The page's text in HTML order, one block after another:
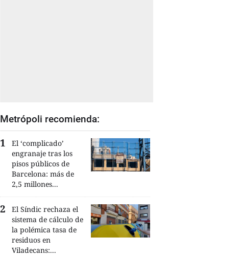
Metrópoli recomienda:
El ‘complicado’
engranaje tras los
pisos públicos de
Barcelona: más de
2,5 millones...
El Síndic rechaza el
sistema de cálculo de
la polémica tasa de
residuos en
Viladecans:...